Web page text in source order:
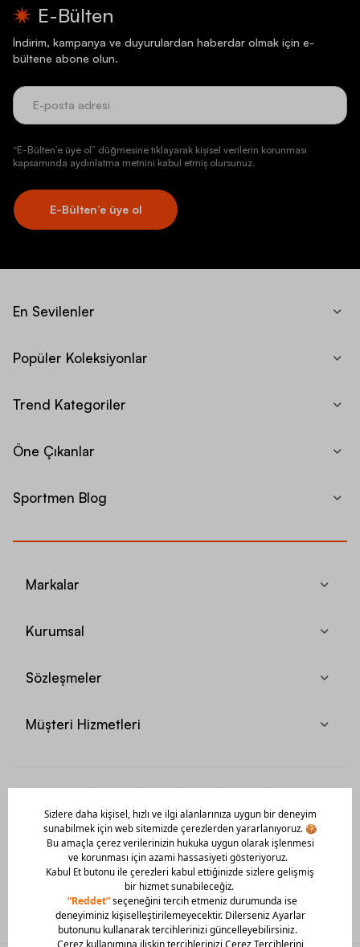
E-Bülten
İndirim, kampanya ve duyurulardan haberdar olmak için e-
bültene abone olun.
“E-Bülten’e üye ol” düğmesine tıklayarak kişisel verilerin korunması
kapsamında aydınlatma metnini kabul etmiş olursunuz.
E-Bülten’e üye ol
En Sevilenler
Popüler Koleksiyonlar
Trend Kategoriler
Öne Çıkanlar
Sportmen Blog
Markalar
Kurumsal
Sözleşmeler
Müşteri Hizmetleri
Mobil Uygulamamızı Hemen İndir!